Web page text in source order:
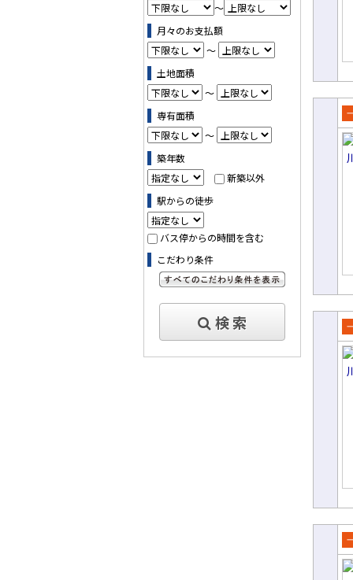
～
月々のお支払額
～
土地面積
～
専有面積
～
築年数
新築以外
駅からの徒歩
バス停からの時間を含む
こだわり条件
検 索
て
て
て